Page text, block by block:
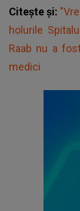
Citește și:
holurile
Raab nu a
medici